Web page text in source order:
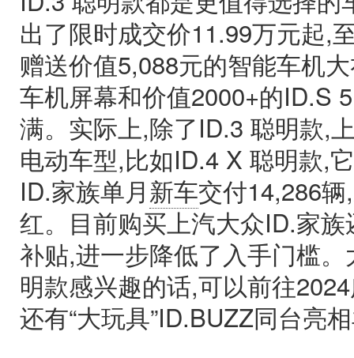
出了限时成交价11.99万元起,
赠送价值5,088元的智能车机
车机屏幕和价值2000+的ID.S
满。实际上,除了ID.3 聪明款,
电动车型,比如ID.4 X 聪明款,
ID.家族单月新车交付14,286
红。目前购买上汽大众ID.家
补贴,进一步降低了入手门槛
明款感兴趣的话,可以前往
还有“大玩具”ID.BUZZ同台亮